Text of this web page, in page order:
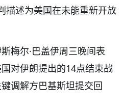
描述为美国在未能重新开放
梅尔·巴盖伊周三晚间表
对伊朗提出的14点结束战
调解方巴基斯坦提交回